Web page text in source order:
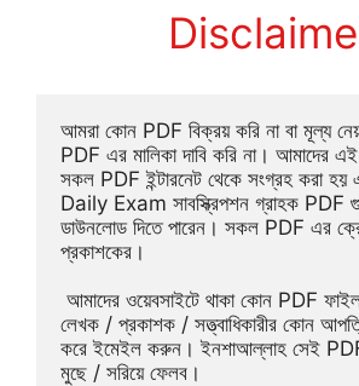
আমরা কোন PDF বিক্রয় করি না বা মূল্য
PDF এর মালিকা দাবি করি না। আমাদের
সকল PDF ইন্টারনেট থেকে সংগ্রহ করা হয়
Daily Exam সাবস্ক্রিপশন গ্রাহক PDF
ডাউনলোড দিতে পারেন। সকল PDF এর
প্রকাশকের।
লেখক / প্রকাশক / সত্ত্বাধিকারীর কোন
করে ইমেইল করুন। ইনশাআল্লাহ সেই
মুছে / সরিয়ে ফেলব।